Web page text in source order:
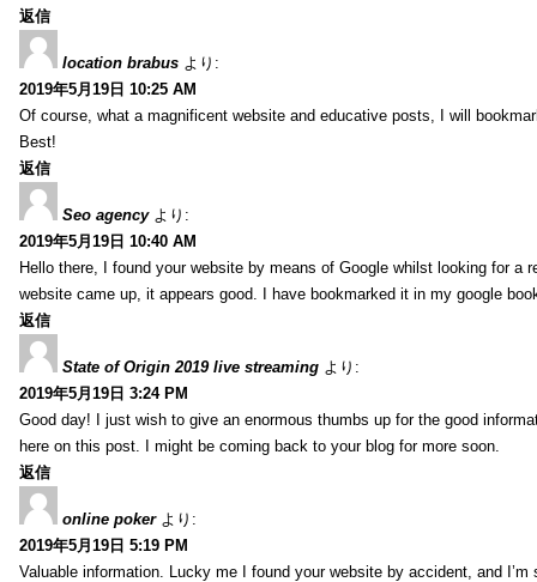
返信
location brabus より:
2019年5月19日 10:25 AM
Of course, what a magnificent website and educative posts, I will
Best!
返信
Seo agency より:
2019年5月19日 10:40 AM
Hello there, I found your website by means of Google whilst looking for a
website came up, it appears good. I have bookmarked it in my google
返信
State of Origin 2019 live streaming より:
2019年5月19日 3:24 PM
Good day! I just wish to give an enormous thumbs up for the good
here on this post. I might be coming back to your blog for more soon.
返信
online poker より:
2019年5月19日 5:19 PM
Valuable information. Lucky me I found your website by accident, and I’m